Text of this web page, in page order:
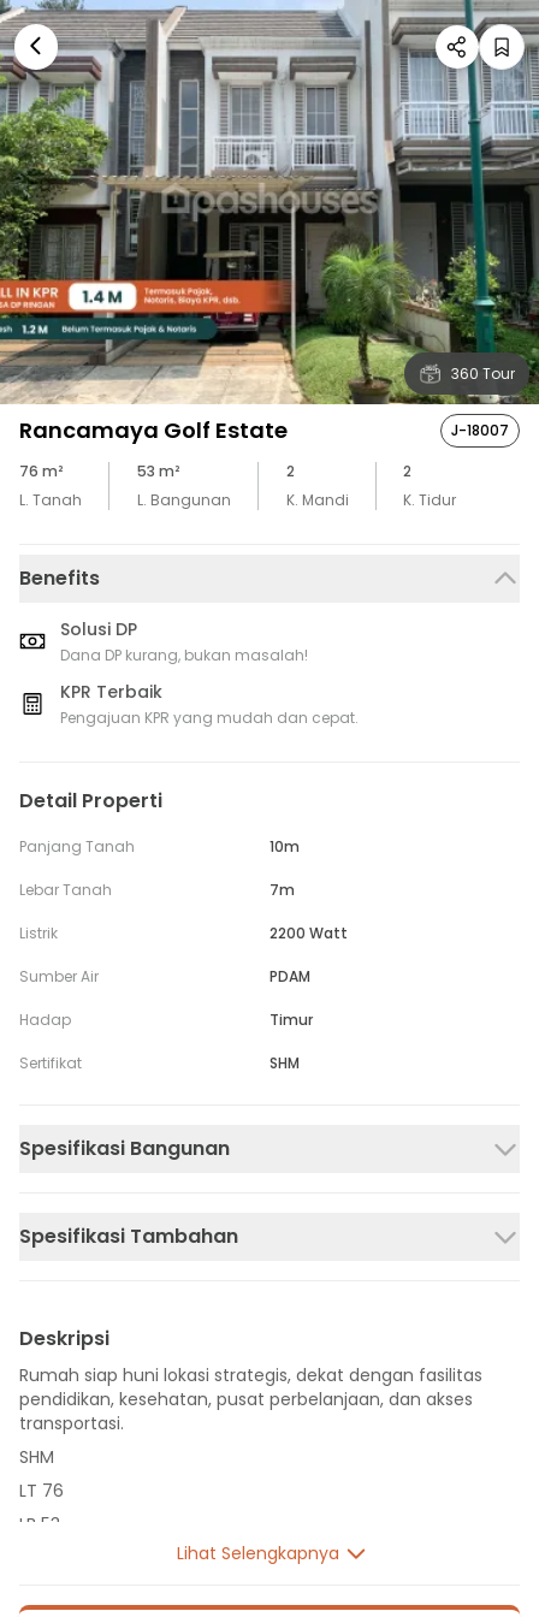
360 Tour
Rancamaya Golf Estate
J-18007
76 m²
L. Tanah
53 m²
L. Bangunan
2
K. Mandi
2
K. Tidur
Benefits
Solusi DP
Dana DP kurang, bukan masalah!
KPR Terbaik
Pengajuan KPR yang mudah dan cepat.
Detail Properti
Panjang Tanah 10m
Lebar Tanah 7m
Listrik 2200 Watt
Sumber Air PDAM
Hadap Timur
Sertifikat SHM
Spesifikasi Bangunan
Spesifikasi Tambahan
Deskripsi
Rumah siap huni lokasi strategis, dekat dengan fasilitas
pendidikan, kesehatan, pusat perbelanjaan, dan akses
transportasi.
SHM
LT 76
LB 53
Lihat Selengkapnya